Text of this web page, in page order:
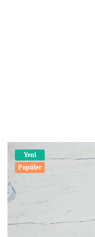
Yeni
Popüler